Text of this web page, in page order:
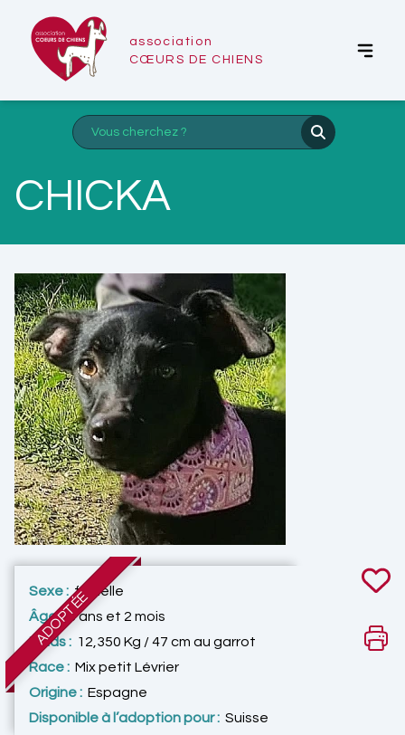
association
CŒURS DE CHIENS
CHICKA
ADOPTÉE
Sexe : femelle
Âge :3 ans et 2 mois
Poids : 12,350 Kg / 47 cm au garrot
Race : Mix petit Lévrier
Origine : Espagne
Disponible à l’adoption pour : Suisse